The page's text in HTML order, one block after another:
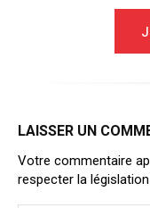
LAISSER UN
Votre commentaire
respecter la